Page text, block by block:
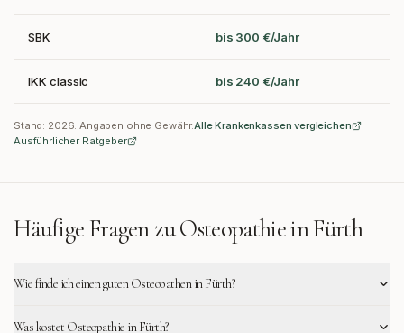
SBK bis 300 €/Jahr
IKK classic bis 240 €/Jahr
Stand: 2026. Angaben ohne Gewähr.Alle Krankenkassen vergleichen
Ausführlicher Ratgeber
Häufige Fragen zu Osteopathie inFürth
Wie finde ich einen guten Osteopathen in Fürth?
Was kostet Osteopathie in Fürth?